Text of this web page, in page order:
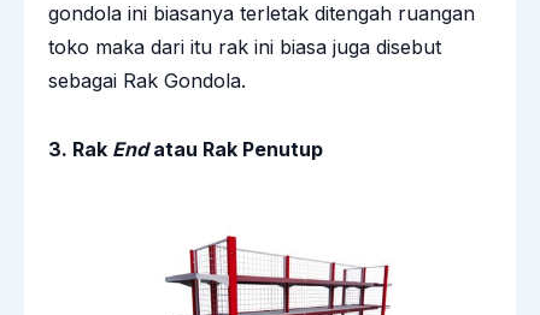
gondola ini biasanya terletak ditengah ruangan
toko maka dari itu rak ini biasa juga disebut
sebagai Rak Gondola.
3. Rak Endatau Rak Penutup